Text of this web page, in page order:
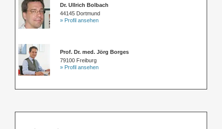
Dr. Ullrich Bolbach
44145 Dortmund
» Profil ansehen
Prof. Dr. med. Jörg Borges
79100 Freiburg
» Profil ansehen